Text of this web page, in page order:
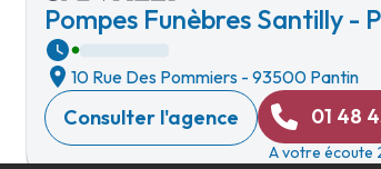
Pompes Funèbres Santilly -
10 Rue Des Pommiers - 93500 Pantin
Consulter l'agence 01 48
A votre écoute